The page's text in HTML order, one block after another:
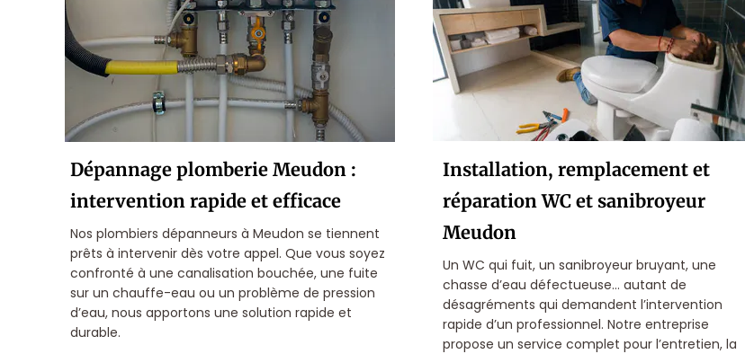
Dépannage plomberie Meudon :
intervention rapide et efficace
Nos plombiers dépanneurs à Meudon se tiennent
prêts à intervenir dès votre appel. Que vous soyez
confronté à une canalisation bouchée, une fuite
sur un chauffe-eau ou un problème de pression
d’eau, nous apportons une solution rapide et
durable.
Installation, remplacement et
réparation WC et sanibroyeur
Meudon
Un WC qui fuit, un sanibroyeur bruyant, une
chasse d’eau défectueuse… autant de
désagréments qui demandent l’intervention
rapide d’un professionnel. Notre entreprise
propose un service complet pour l’entretien, la